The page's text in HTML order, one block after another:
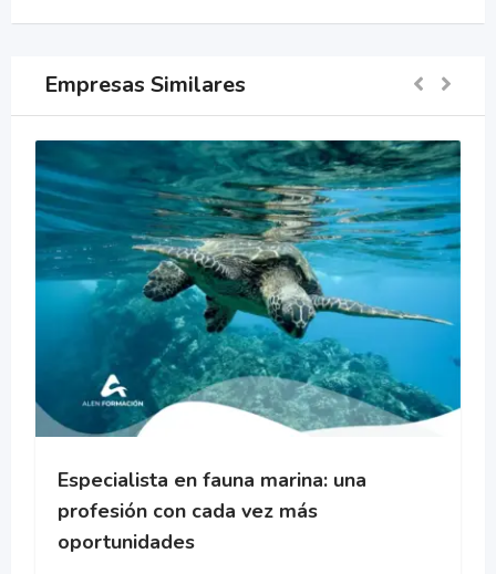
Empresas Similares
Especialista en fauna marina: una
profesión con cada vez más
oportunidades